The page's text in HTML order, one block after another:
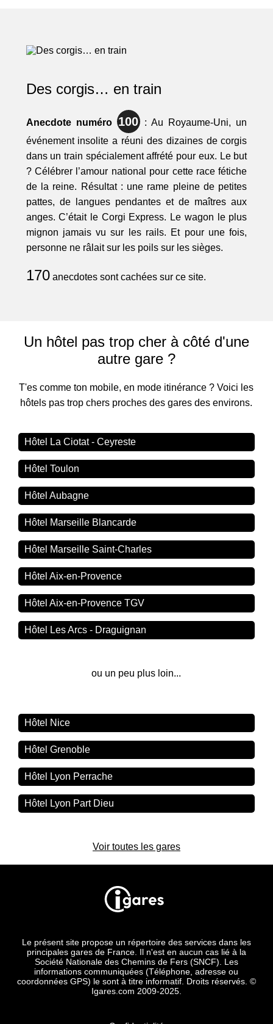
Des corgis… en train
Anecdote numéro 100: Au Royaume-Uni, un
événement insolite a réuni des dizaines de corgis
dans un train spécialement affrété pour eux. Le but
? Célébrer l’amour national pour cette race fétiche
de la reine. Résultat : une rame pleine de petites
pattes, de langues pendantes et de maîtres aux
anges. C’était le Corgi Express. Le wagon le plus
mignon jamais vu sur les rails. Et pour une fois,
personne ne râlait sur les poils sur les sièges.
170anecdotes sont cachées sur ce site.
Un hôtel pas trop cher à côté d'une
autre gare ?
T'es comme ton mobile, en mode itinérance ? Voici les
hôtels pas trop chers proches des gares des environs.
Hôtel La Ciotat - Ceyreste
Hôtel Toulon
Hôtel Aubagne
Hôtel Marseille Blancarde
Hôtel Marseille Saint-Charles
Hôtel Aix-en-Provence
Hôtel Aix-en-Provence TGV
Hôtel Les Arcs - Draguignan
ou un peu plus loin...
Hôtel Nice
Hôtel Grenoble
Hôtel Lyon Perrache
Hôtel Lyon Part Dieu
Voir toutes les gares
Le présent site propose un répertoire des services dans les
principales gares de France. Il n'est en aucun cas lié à la
Société Nationale des Chemins de Fers (SNCF). Les
informations communiquées (Téléphone, adresse ou
coordonnées GPS) le sont à titre informatif. Droits réservés. ©
Igares.com 2009-2025.